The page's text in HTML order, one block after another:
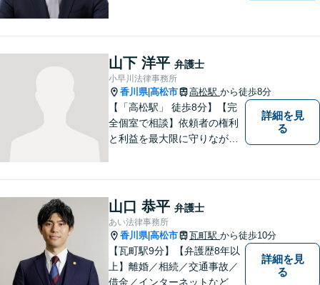
高いリーガルサービスをご提
供します。
山下 洋平 弁護士
小早川法律事務所
香川県|高松市 高松駅 から徒歩8分
【「高松駅」 徒歩8分】【完
全個室で相談】依頼者の権利
と利益を最大限に守りなが
見出すお手伝いができれば、
幸いです。お気軽にご相談く
ださい。
詳細を見
る
山口 恭平 弁護士
あい法律事務所
香川県|高松市 瓦町駅 から徒歩10分
【瓦町駅9分】【弁護歴8年以
上】離婚／相続／交通事故／
借金／インターネットなど幅
詳細を見
る